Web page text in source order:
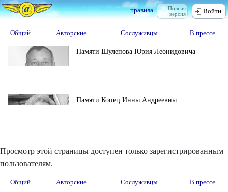
Полная
версия
правила Войти
Общий Авторские Сослуживцы В прессе
Памяти Шулепова Юрия Леонидовича
Памяти Копец Инны Андреевны
Просмотр этой страницы доступен только зарегистрированным
пользователям.
Общий Авторские Сослуживцы В прессе